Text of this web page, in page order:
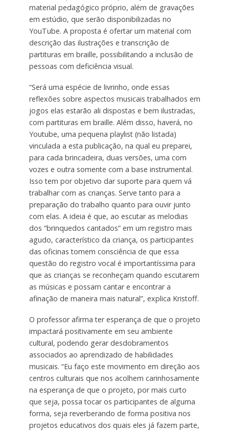
material pedagógico próprio, além de gravações
em estúdio, que serão disponibilizadas no
YouTube. A proposta é ofertar um material com
descrição das ilustrações e transcrição de
partituras em braille, possibilitando a inclusão de
pessoas com deficiência visual.
“Será uma espécie de livrinho, onde essas
reflexões sobre aspectos musicais trabalhados em
jogos elas estarão ali dispostas e bem ilustradas,
com partituras em braille. Além disso, haverá, no
Youtube, uma pequena playlist (não listada)
vinculada a esta publicação, na qual eu preparei,
para cada brincadeira, duas versões, uma com
vozes e outra somente com a base instrumental.
Isso tem por objetivo dar suporte para quem vá
trabalhar com as crianças. Serve tanto para a
preparação do trabalho quanto para ouvir junto
com elas. A ideia é que, ao escutar as melodias
dos “brinquedos cantados” em um registro mais
agudo, característico da criança, os participantes
das oficinas tomem consciência de que essa
questão do registro vocal é importantíssima para
que as crianças se reconheçam quando escutarem
as músicas e possam cantar e encontrar a
afinação de maneira mais natural”, explica Kristoff.
O professor afirma ter esperança de que o projeto
impactará positivamente em seu ambiente
cultural, podendo gerar desdobramentos
associados ao aprendizado de habilidades
musicais. “Eu faço este movimento em direção aos
centros culturais que nos acolhem carinhosamente
na esperança de que o projeto, por mais curto
que seja, possa tocar os participantes de alguma
forma, seja reverberando de forma positiva nos
projetos educativos dos quais eles já fazem parte,